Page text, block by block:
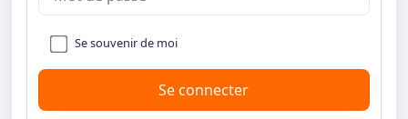
Se souvenir de moi